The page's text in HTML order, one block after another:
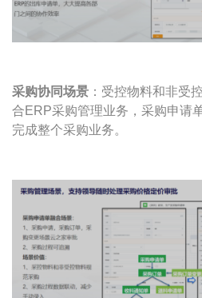
采购协同场景 ：受控物料和非受
合ERP采购管理业务，采购申请
完成整个采购业务。